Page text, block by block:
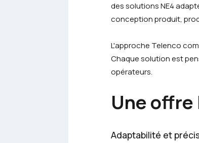
des solutions NE4
conception produit,
L'approche Telenco
Chaque solution est
opérateurs.
Une offre
Adaptabilité et